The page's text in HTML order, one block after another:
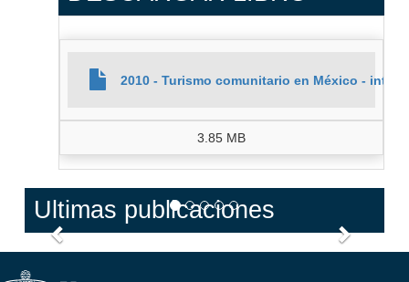
2010 - Turismo comunitario en México -
3.85 MB
Ultimas publicaciones
Anterior